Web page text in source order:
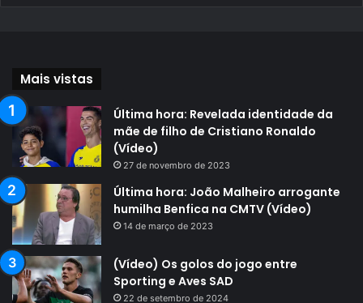
Mais vistas
Última hora: Revelada identidade da
mãe de filho de Cristiano Ronaldo
(Vídeo)
27 de novembro de 2023
Última hora: João Malheiro arrogante
humilha Benfica na CMTV (Vídeo)
14 de março de 2023
(Vídeo) Os golos do jogo entre
Sporting e Aves SAD
22 de setembro de 2024